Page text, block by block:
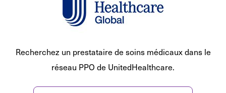
Recherchez un prestataire de soins médicaux dans le
réseau PPO de UnitedHealthcare.